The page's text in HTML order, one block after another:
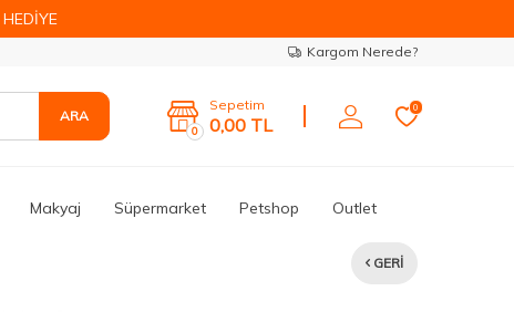
HEDİYE
Kargom Nerede?
ARA
0
Sepetim
0,00 TL
0
Makyaj Süpermarket Petshop Outlet
GERI